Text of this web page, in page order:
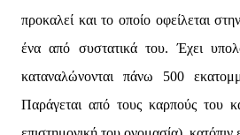
προκαλεί και το οποίο οφείλεται
ένα από συστατικά του. Έχει
καταναλώνονται πάνω 500
Παράγεται από τους καρπούς του